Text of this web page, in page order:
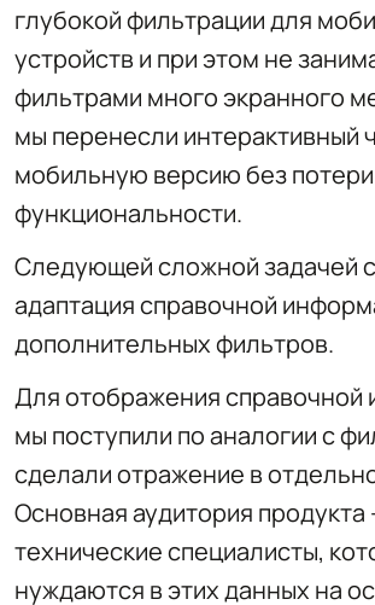
глубокой фильтрации для
устройств и при этом не
фильтрами много экранного
мы перенесли интерактивный
мобильную версию без потери
функциональности.
Следующей сложной задачей
адаптация справочной
дополнительных фильтров.
Для отображения справочной
мы поступили по аналогии с
сделали отражение в
Основная аудитория продукта
технические специалисты,
нуждаются в этих данных на